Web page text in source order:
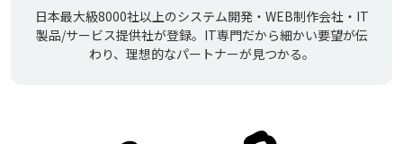
日本最大級8000社以上のシステム開発・WEB制作会社・IT
製品/サービス提供社が登録。IT専門だから細かい要望が伝
わり、理想的なパートナーが見つかる。